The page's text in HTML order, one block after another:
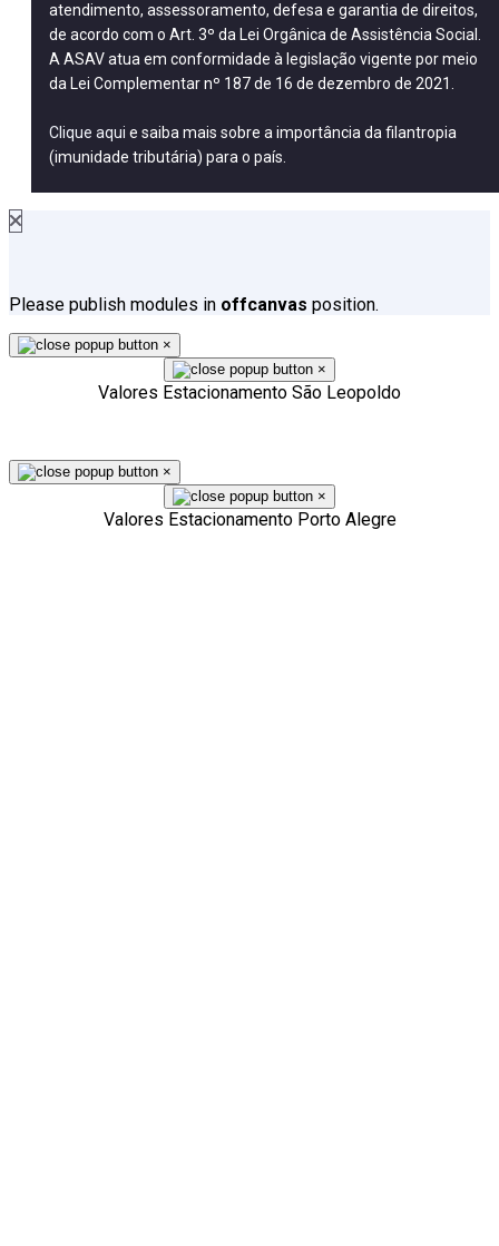
atendimento, assessoramento, defesa e garantia de direitos,
de acordo com o Art. 3º da Lei Orgânica de Assistência Social.
A ASAV atua em conformidade à legislação vigente por meio
da Lei Complementar nº 187 de 16 de dezembro de 2021.
Clique aqui e saiba mais sobre a importância da filantropia
(imunidade tributária) para o país.
Please publish modules in offcanvas position.
×
×
Valores Estacionamento São Leopoldo
×
×
Valores Estacionamento Porto Alegre